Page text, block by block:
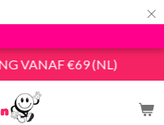
×
VANAF €69 (NL)